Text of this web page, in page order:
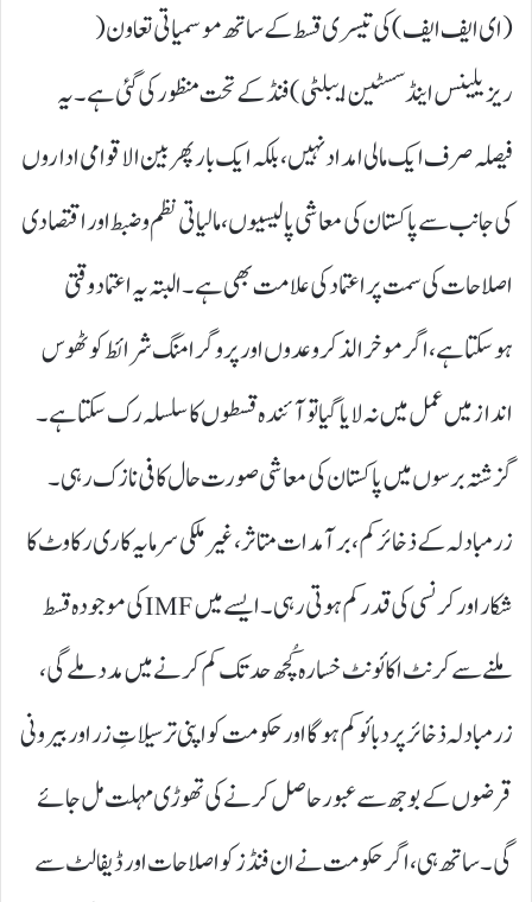
( ای ایف ایف) کی تیسری قسط کے ساتھ موسمیاتی تعاون (
ریزیلینس اینڈ سسٹین ایبلٹی) فنڈ کے تحت منظور کی گئی ہے۔ یہ
فیصلہ صرف ایک مالی امداد نہیں، بلکہ ایک بار پھر بین الاقوامی اداروں
کی جانب سے پاکستان کی معاشی پالیسیوں، مالیاتی نظم و ضبط اور اقتصادی
اصلاحات کی سمت پر اعتماد کی علامت بھی ہے۔ البتہ یہ اعتماد وقتی
ہوسکتا ہے، اگر موخر الذکر وعدوں اور پروگرامنگ شرائط کو ٹھوس
انداز میں عمل میں نہ لایا گیا تو آئندہ قسطوں کا سلسلہ رک سکتا ہے۔
گزشتہ برسوں میں پاکستان کی معاشی صورت حال کافی نازک رہی۔
زرمبادلہ کے ذخائر کم، برآمدات متاثر، غیر ملکی سرمایہ کاری رکاوٹ کا
شکار اور کرنسی کی قدر کم ہوتی رہی۔ ایسے میں IMFکی موجودہ قسط
ملنے سے کرنٹ اکائونٹ خسارہ کُچھ حد تک کم کرنے میں مدد ملے گی،
زرمبادلہ ذخائر پر دبائو کم ہوگا اور حکومت کو اپنی ترسیلاتِ زر اور بیرونی
قرضوں کے بوجھ سے عبور حاصل کرنے کی تھوڑی مہلت مل جائے
گی۔ ساتھ ہی، اگر حکومت نے ان فنڈز کو اصلاحات اور ڈیفالٹ سے